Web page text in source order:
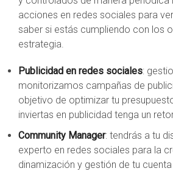
acciones en redes sociales para
saber si estás cumpliendo con los
estrategia.
Publicidad en redes sociales:
monitorizamos campañas de
objetivo de optimizar tu
inviertas en publicidad tenga un
Community Manager: tendrás a tu
experto en redes sociales para la
dinamización y gestión de tu